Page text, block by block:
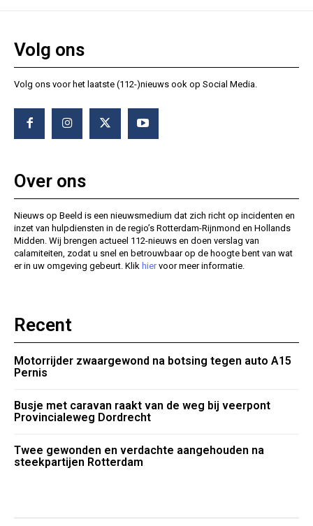
Volg ons
Volg ons voor het laatste (112-)nieuws ook op Social Media.
Over ons
Nieuws op Beeld is een nieuwsmedium dat zich richt op incidenten en
inzet van hulpdiensten in de regio’s Rotterdam-Rijnmond en Hollands
Midden. Wij brengen actueel 112-nieuws en doen verslag van
calamiteiten, zodat u snel en betrouwbaar op de hoogte bent van wat
er in uw omgeving gebeurt. Klik hiervoor meer informatie.
Recent
Motorrijder zwaargewond na botsing tegen auto A15
Pernis
Busje met caravan raakt van de weg bij veerpont
Provincialeweg Dordrecht
Twee gewonden en verdachte aangehouden na
steekpartijen Rotterdam